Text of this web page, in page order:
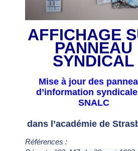
AFFICHAGE
PANNEAU
SYNDICAL
Mise à jour des
d’information
SNALC
dans l’académie de
Références :